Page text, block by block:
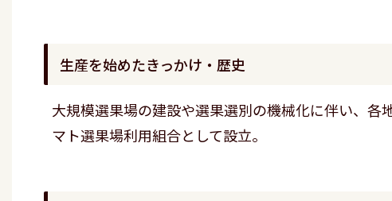
生産を始めたきっかけ・歴史
大規模選果場の建設や選果選別の機械化に伴い、
マト選果場利用組合として設立。